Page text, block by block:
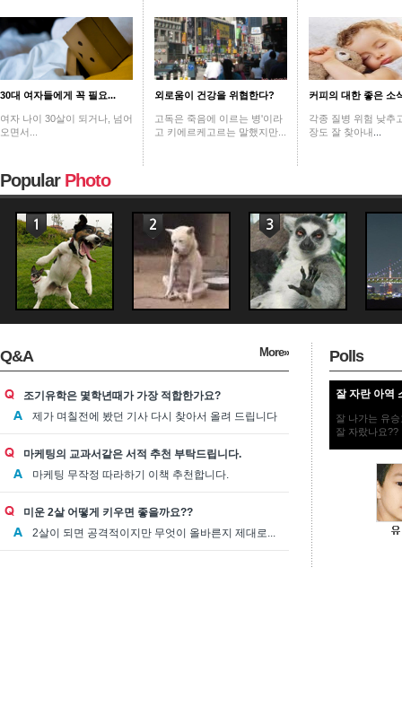
30대 여자들에게 꼭 필요...
여자 나이 30살이 되거나, 넘어
오면서...
외로움이 건강을 위협한다?
고독은 죽음에 이르는 병'이라
고 키에르케고르는 말했지만...
커피의 대한 좋은 소
각종 질병 위험 낮추
장도 잘 찾아내
Popular Photo
Q&A More»
조기유학은 몇학년때가 가장 적합한가요?
제가 며칠전에 봤던 기사 다시 찾아서 올려 드립니다
마케팅의 교과서같은 서적 추천 부탁드립니다.
마케팅 무작정 따라하기 이책 추천합니다.
미운 2살 어떻게 키우면 좋을까요??
2살이 되면 공격적이지만 무엇이 올바른지 제대로...
Polls
잘 자란 아역
잘 나가는 유
잘 자랐나요??